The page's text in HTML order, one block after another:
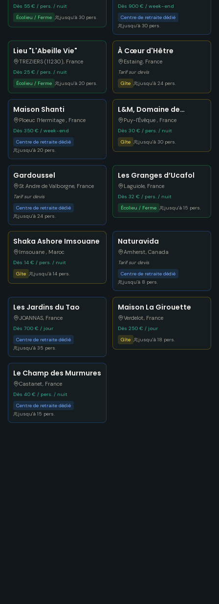
Dès 55 € / pers. / nuit
Écolieu / Ferme
jusqu'à 30 pers.
Dès 900 € / week-end
Centre de retraite dédié
jusqu'à 30 pers.
Lieu "L'Abeille Vie"
TREZIERS (11230), France
Dès 25 € / pers. / nuit
Écolieu / Ferme
jusqu'à 20 pers.
À Cœur d'Hêtre
Estaing, France
Tarif sur devis
Gîte
jusqu'à 24 pers.
Maison Shanti
Ploeuc l'Hermitage , France
Dès 350 € / week-end
Centre de retraite dédié
jusqu'à 20 pers.
L&M, Domaine de
l'Ameillée
Puy-l'Évêque , France
Dès 30 € / pers. / nuit
Gîte
jusqu'à 30 pers.
Gardoussel
St Andre de Valborgne, France
Tarif sur devis
Centre de retraite dédié
jusqu'à 24 pers.
Les Granges d’Ucafol
Laguiole, France
Dès 32 € / pers. / nuit
Écolieu / Ferme
jusqu'à 15 pers.
Shaka Ashore Imsouane
Imsouane , Maroc
Dès 14 € / pers. / nuit
Gîte
jusqu'à 14 pers.
Naturavida
Amherst, Canada
Tarif sur devis
Centre de retraite dédié
jusqu'à 8 pers.
Les Jardins du Tao
JOANNAS, France
Dès 700 € / jour
Centre de retraite dédié
jusqu'à 35 pers.
Maison La Girouette
Verdelot, France
Dès 250 € / jour
Gîte
jusqu'à 18 pers.
Le Champ des Murmures
Castanet, France
Dès 40 € / pers. / nuit
Centre de retraite dédié
jusqu'à 15 pers.